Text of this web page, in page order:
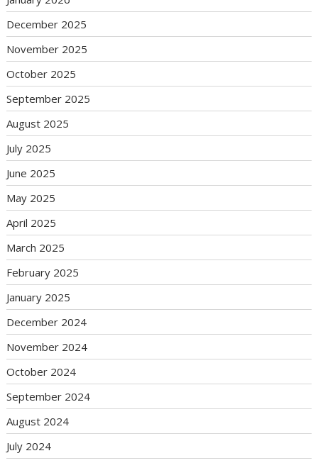
December 2025
November 2025
October 2025
September 2025
August 2025
July 2025
June 2025
May 2025
April 2025
March 2025
February 2025
January 2025
December 2024
November 2024
October 2024
September 2024
August 2024
July 2024